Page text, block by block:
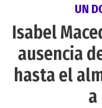
UN
Isabel
ausencia
hasta el